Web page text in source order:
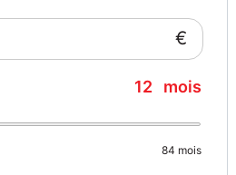
€
12 mois
84 mois